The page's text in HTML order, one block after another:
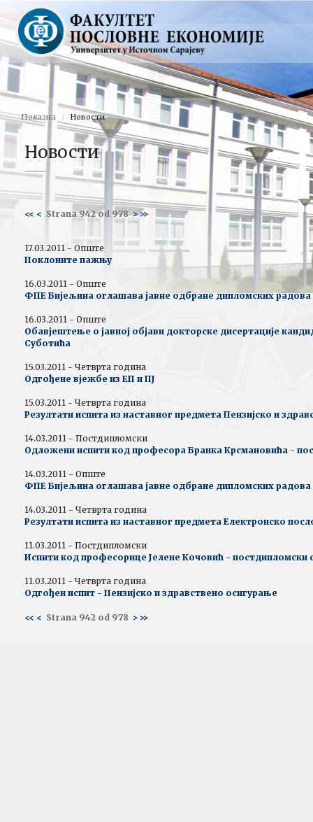
Полазна Новости
Новости
<< < Strana 942 od 978> >>
17.03.2011 - Опште
Поклоните пажњу
16.03.2011 - Опште
ФПЕ Бијељина оглашава јавне одбране дипломских радова
16.03.2011 - Опште
Обавјештење о јавној објави докторске дисертације
Суботића
15.03.2011 - Четврта година
Одгођене вјежбе из ЕП и ПЈ
15.03.2011 - Четврта година
Резултати испита из наставног предмета Пензијско и
14.03.2011 - Постдипломски
Одложени испити код професора Бранка Крсмановића -
14.03.2011 - Опште
ФПЕ Бијељина оглашава јавне одбране дипломских радова
14.03.2011 - Четврта година
Резултати испита из наставног предмета Електронско
11.03.2011 - Постдипломски
Испити код професорице Јелене Кочовић - постдипломски
11.03.2011 - Четврта година
Одгођен испит - Пензијско и здравствено осигурање
<< < Strana 942 od 978 > >>